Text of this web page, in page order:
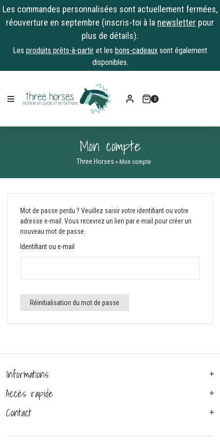
Les commandes personnalisées sont actuellement fermées,
réouverture en septembre (inscris-toi à la newsletter pour
plus de détails).
Les produits prêts-à-partir et les bons-cadeaux sont également
disponibles.
content
0
Mon compte
Three Horses » Mon compte
Mot de passe perdu ? Veuillez saisir votre identifiant ou votre
adresse e-mail. Vous recevrez un lien par e-mail pour créer un
nouveau mot de passe.
Identifiant ou e-mail
Réinitialisation du mot de passe
Informations
Accès rapide
Contact